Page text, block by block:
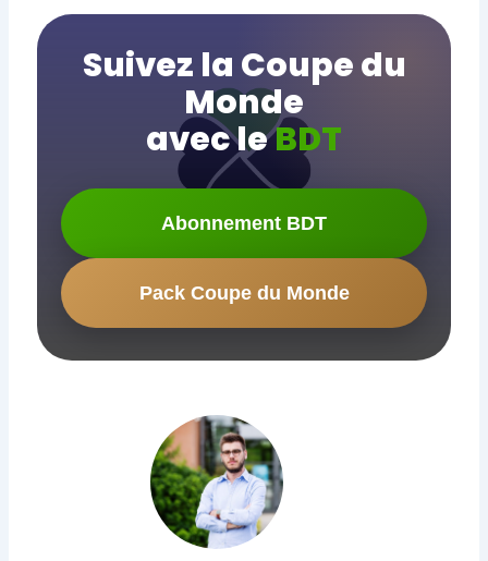
Suivez la Coupe du
Monde
avec leBDT
Abonnement BDT
Pack Coupe du Monde